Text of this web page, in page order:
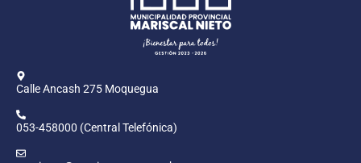
Calle Ancash 275 Moquegua
053-458000 (Central Telefónica)